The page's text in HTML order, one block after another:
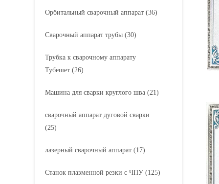
Орбитальный сварочный аппарат (36)
Сварочный аппарат трубы (30)
Трубка к сварочному аппарату
Тубешет (26)
Машина для сварки круглого шва (21)
сварочный аппарат дуговой сварки
(25)
лазерный сварочный аппарат (17)
Станок плазменной резки с ЧПУ (125)